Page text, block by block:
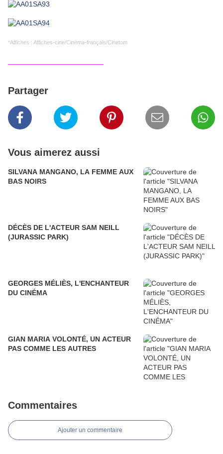
*Affiches : Affiches-cine/Cinéma-français/Cinetom
Partager
Vous aimerez aussi
SILVANA MANGANO, LA FEMME AUX
BAS NOIRS
DÉCÈS DE L'ACTEUR SAM NEILL
(JURASSIC PARK)
GEORGES MÉLIÈS, L'ENCHANTEUR
DU CINÉMA
GIAN MARIA VOLONTÉ, UN ACTEUR
PAS COMME LES AUTRES
Commentaires
Ajouter un commentaire